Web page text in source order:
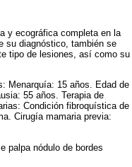
y ecográfica completa en la
su diagnóstico, también se
tipo de lesiones, así como su
Menarquía: 15 años. Edad de
55 años. Terapia de
Condición fibroquística de
Cirugía mamaria previa:
palpa nódulo de bordes